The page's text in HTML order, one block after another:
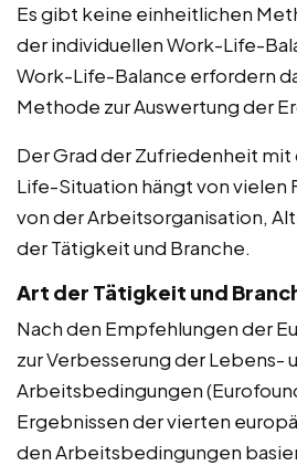
Es gibt keine einheitlichen
der individuellen Work-Life-
Work-Life-Balance erfordern
Methode zur Auswertung der
Der Grad der Zufriedenheit
Life-Situation hängt von vielen
von der Arbeitsorganisation,
der Tätigkeit und Branche.
Art der Tätigkeit und
Nach den Empfehlungen der
zur Verbesserung der Lebens-
Arbeitsbedingungen
Ergebnissen der vierten
den Arbeitsbedingungen